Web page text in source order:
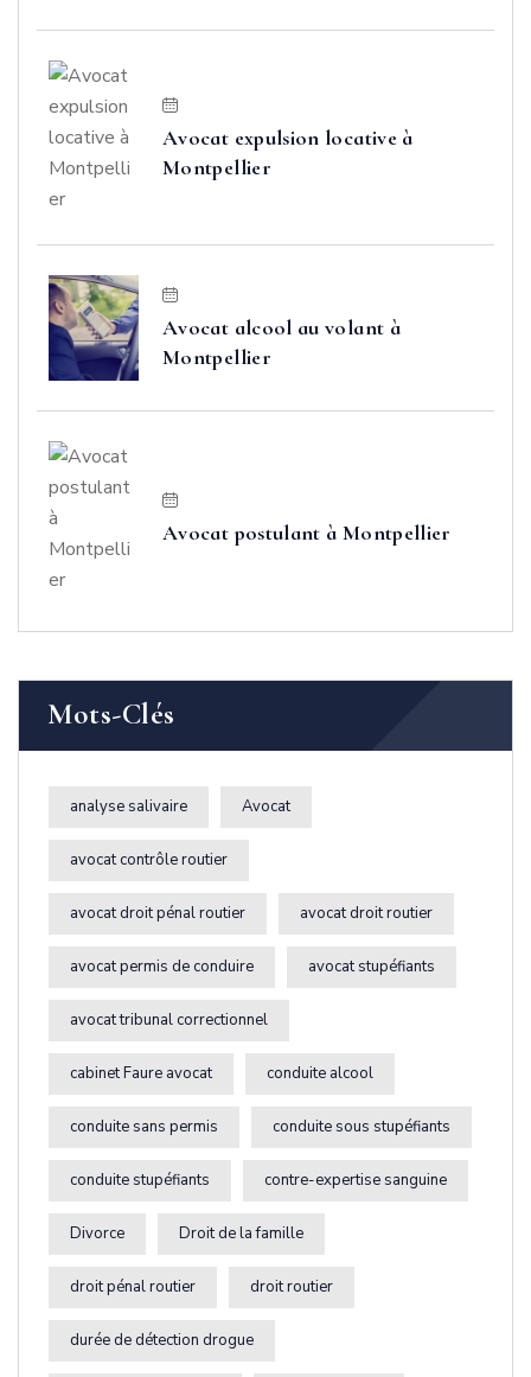
Avocat expulsion locative à
Montpellier
Avocat alcool au volant à
Montpellier
Avocat postulant à Montpellier
Mots-Clés
analyse salivaire Avocat
avocat contrôle routier
avocat droit pénal routier avocat droit routier
avocat permis de conduire avocat stupéfiants
avocat tribunal correctionnel
cabinet Faure avocat conduite alcool
conduite sans permis conduite sous stupéfiants
conduite stupéfiants contre-expertise sanguine
Divorce Droit de la famille
droit pénal routier droit routier
durée de détection drogue